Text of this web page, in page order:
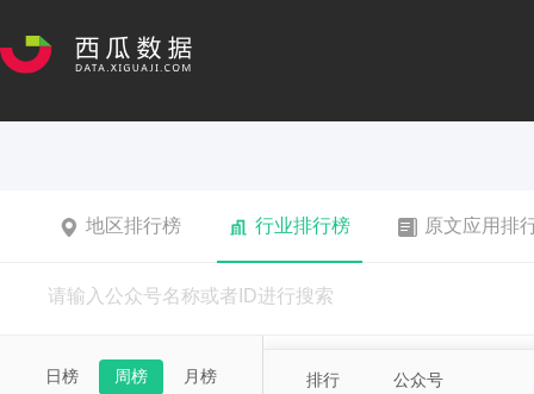
地区排行榜 行业排行榜 原文应用排
日榜 周榜 月榜 排行 公众号